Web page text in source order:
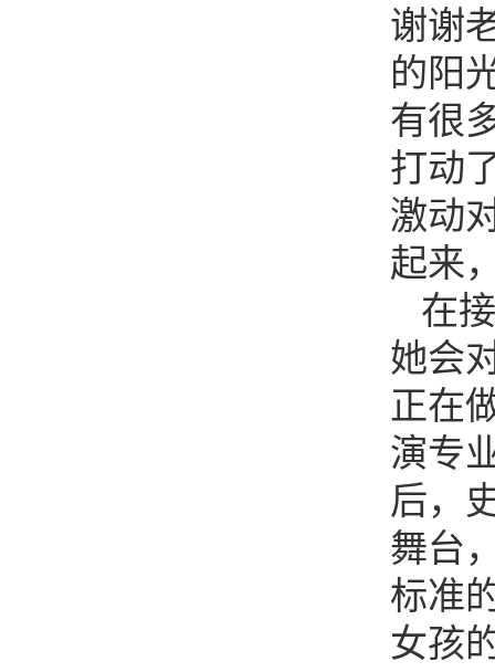
谢谢
的阳
有很
打动
激动
起来
在
她会
正在
演专
后，
舞台
标准
女孩